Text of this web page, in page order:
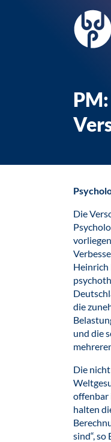
Die
Heinrich
die
und die
Die
offenbar
halten
sind“,